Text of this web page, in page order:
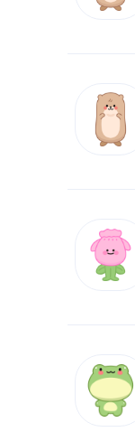
달수리
복주 캐
수구리